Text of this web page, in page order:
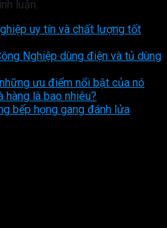
luận.
uy tín và chất lượng tốt
Nghiệp dùng điện và tủ dùng
ưu điểm nổi bật của nó
hàng là bao nhiêu?
bếp họng gang đánh lửa